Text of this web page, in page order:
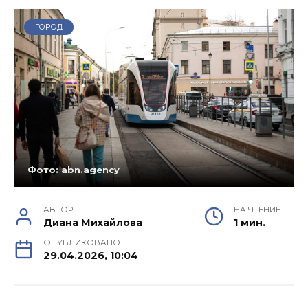
ГОРОД
Фото: abn.agency
АВТОР
Диана Михайлова
НА ЧТЕНИЕ
1 мин.
ОПУБЛИКОВАНО
29.04.2026, 10:04